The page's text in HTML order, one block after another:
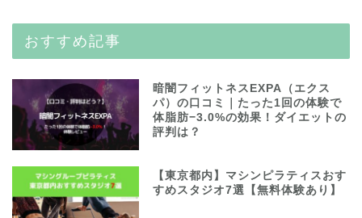
おすすめ記事
暗闇フィットネスEXPA（エクス
パ）の口コミ｜たった1回の体験で
体脂肪−3.0%の効果！ダイエットの
評判は？
【東京都内】マシンピラティスおす
すめスタジオ7選【無料体験あり】